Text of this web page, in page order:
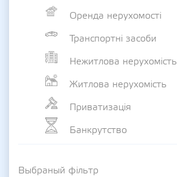
Оренда нерухомості
Транспортні засоби
Нежитлова нерухомість
Житлова нерухомість
Приватизація
Банкрутство
Выбраный фільтр